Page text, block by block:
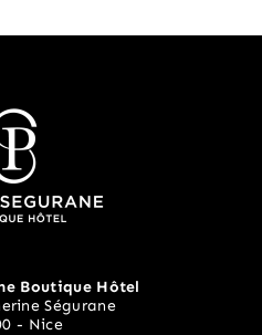
Boutique Hôtel
Ségurane
- Nice